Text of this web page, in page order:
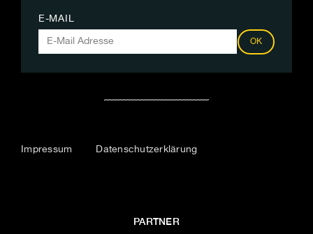
E-MAIL
OK
Impressum Datenschutzerklärung
PARTNER